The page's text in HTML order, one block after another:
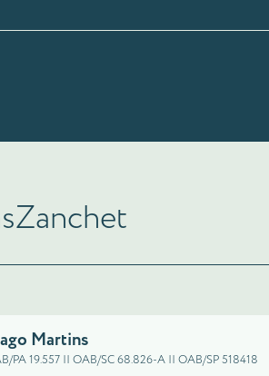
Martins
PA 19.557 || OAB/SC 68.826-A || OAB/SP 518418